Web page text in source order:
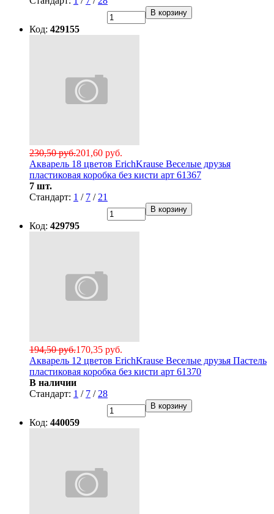
В корзину
Код: 429155
201,60 руб.
230,50 руб.
Акварель 18 цветов ErichKrause Веселые друзья
пластиковая коробка без кисти арт 61367
7 шт.
Стандарт: 1 / 7 / 21
В корзину
Код: 429795
170,35 руб.
194,50 руб.
Акварель 12 цветов ErichKrause Веселые друзья Пастель
пластиковая коробка без кисти арт 61370
В наличии
Стандарт: 1 / 7 / 28
В корзину
Код: 440059